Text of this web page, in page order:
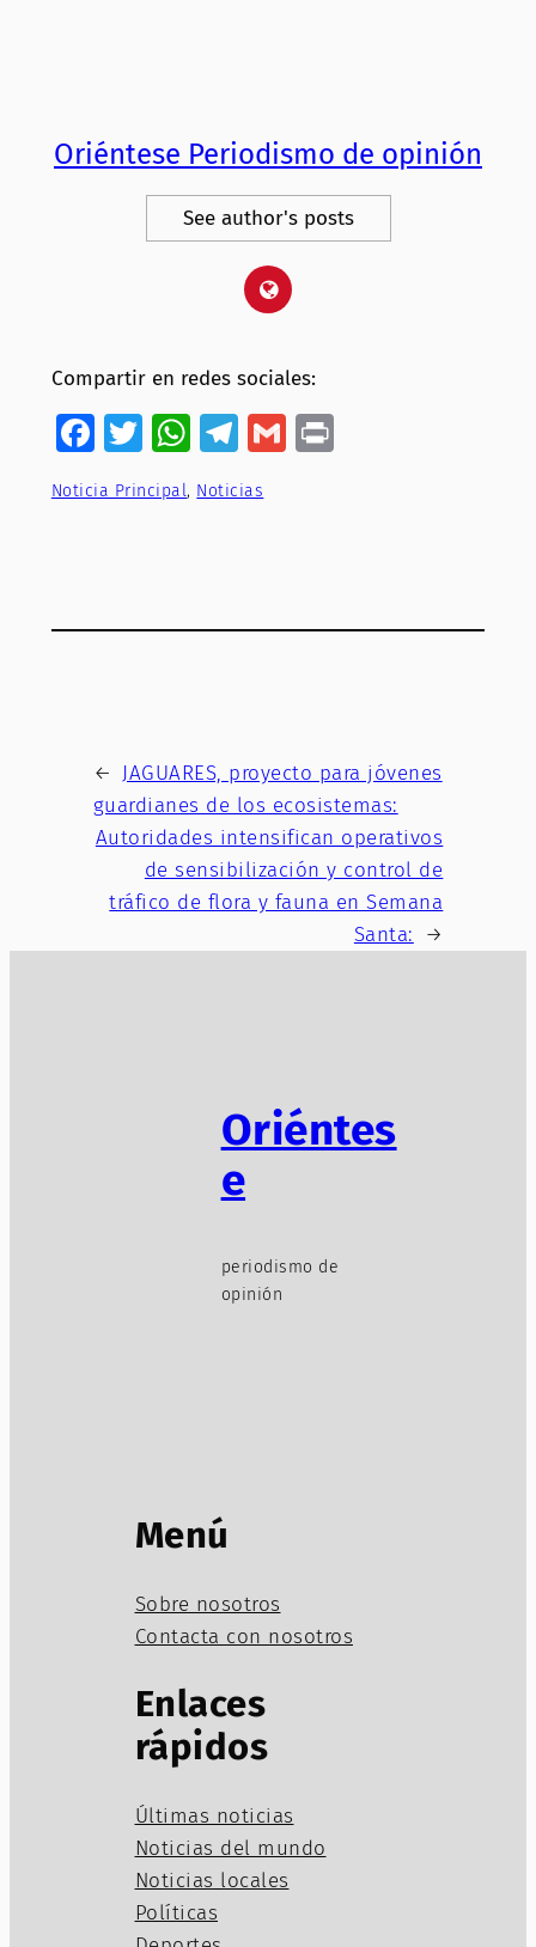
Oriéntese Periodismo de opinión
See author's posts
Compartir en redes sociales:
Facebook
Twitter
WhatsApp
Telegram
GmailPrint
Noticia Principal, Noticias
← JAGUARES, proyecto para jóvenes
guardianes de los ecosistemas:
Autoridades intensifican operativos
de sensibilización y control de
tráfico de flora y fauna en Semana
Santa:
→
Oriéntes
e
periodismo de
opinión
Menú
Sobre nosotros
Contacta con nosotros
Enlaces
rápidos
Últimas noticias
Noticias del mundo
Noticias locales
Políticas